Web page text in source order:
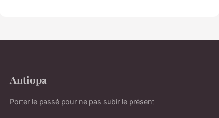
Antiopa
Porter le passé pour ne pas subir le présent